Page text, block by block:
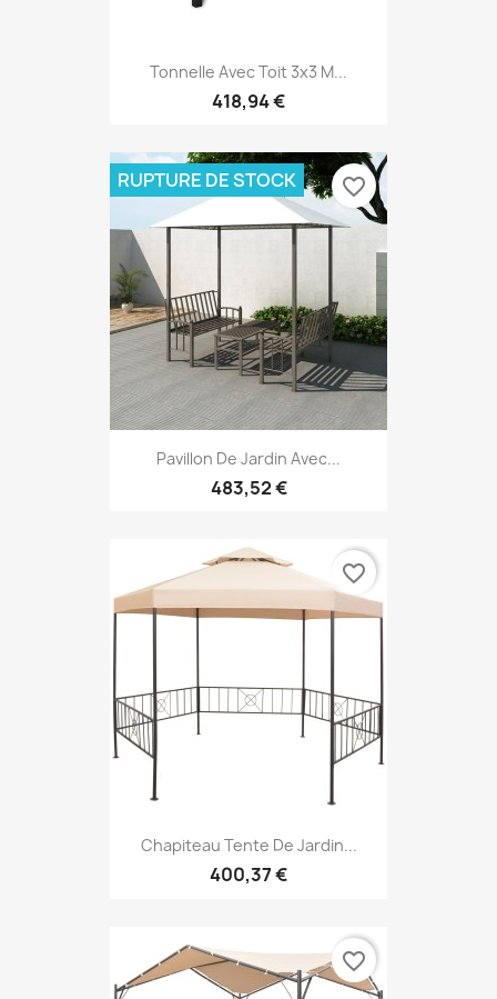
Tonnelle Avec Toit 3x3 M...
418,94 €
Pavillon De Jardin Avec...
483,52 €
RUPTURE DE STOCK favorite_border
Chapiteau Tente De Jardin...
400,37 €
favorite_border
favorite_border